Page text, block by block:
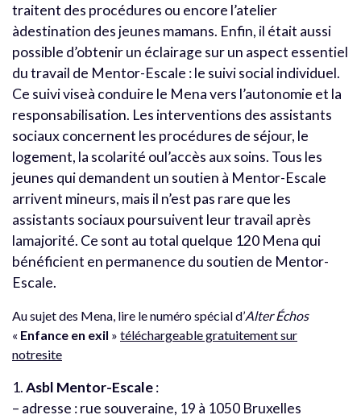
traitent des procédures ou encore l’atelier
àdestination des jeunes mamans. Enfin, il était aussi
possible d’obtenir un éclairage sur un aspect essentiel
du travail de Mentor-Escale : le suivi social individuel.
Ce suivi viseà conduire le Mena vers l’autonomie et la
responsabilisation. Les interventions des assistants
sociaux concernent les procédures de séjour, le
logement, la scolarité oul’accès aux soins. Tous les
jeunes qui demandent un soutien à Mentor-Escale
arrivent mineurs, mais il n’est pas rare que les
assistants sociaux poursuivent leur travail après
lamajorité. Ce sont au total quelque 120 Mena qui
bénéficient en permanence du soutien de Mentor-
Escale.
Au sujet des Mena, lire le numéro spécial d’Alter Échos
« Enfance en exil » téléchargeable gratuitement sur
notresite
1.Asbl Mentor-Escale:
– adresse : rue souveraine, 19 à 1050 Bruxelles